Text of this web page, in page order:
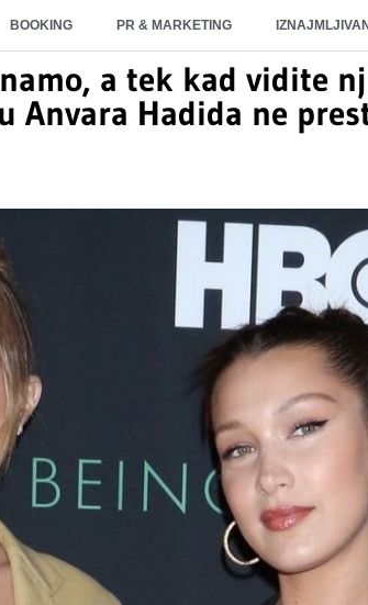
BOOKING PR & MARKETING
a tek kad vidite
Anvara Hadida ne